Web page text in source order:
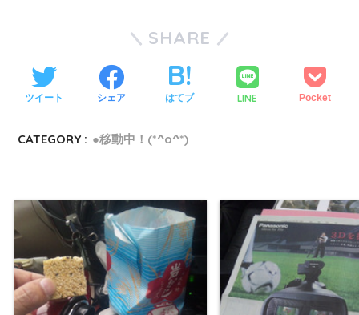
SHARE
ツイート シェア はてブ LINE Pocket
CATEGORY : ●移動中！(*^o^*)